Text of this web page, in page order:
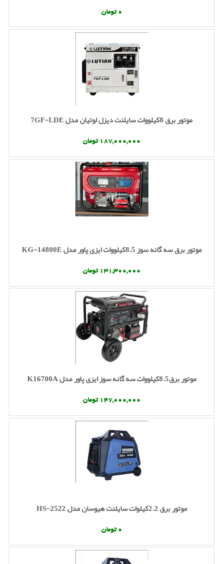
0 تومان
موتور برق 8کیلووات سایلنت دیزل لوتیان مدل 7GF-LDE
187,000,000 تومان
موتور برق سه گانه سوز 8.5کیلووات ایزی پاور مدل KG-14800E
131,300,000 تومان
موتور برق8.5کیلووات سه گانه سوز ایزی پاور مدل K16700A
147,000,000 تومان
موتور برق 2.2کیلوات سایلنت هیوسان مدل HS-2522
0 تومان